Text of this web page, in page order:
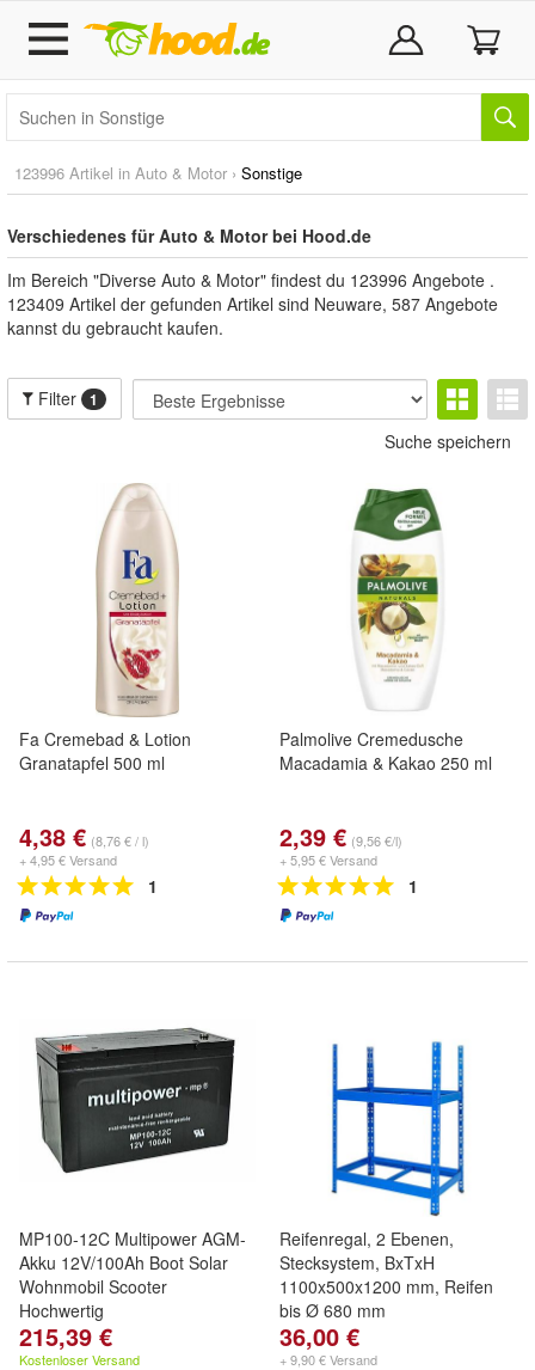
123996 Artikel in Auto & Motor › Sonstige
Verschiedenes für Auto & Motor bei Hood.de
Im Bereich "Diverse Auto & Motor" findest du 123996 Angebote .
123409 Artikel der gefunden Artikel sind Neuware, 587 Angebote
kannst du gebraucht kaufen.
Filter 1
Suche speichern
Fa Cremebad & Lotion
Granatapfel 500 ml
4,38 € (8,76 € / l)
+ 4,95 € Versand
1
Palmolive Cremedusche
Macadamia & Kakao 250 ml
2,39 € (9,56 €/l)
+ 5,95 € Versand
1
MP100-12C Multipower AGM-
Akku 12V/100Ah Boot Solar
Wohnmobil Scooter
Hochwertig
215,39 €
Kostenloser Versand
Reifenregal, 2 Ebenen,
Stecksystem, BxTxH
1100x500x1200 mm, Reifen
bis Ø 680 mm
36,00 €
+ 9,90 € Versand